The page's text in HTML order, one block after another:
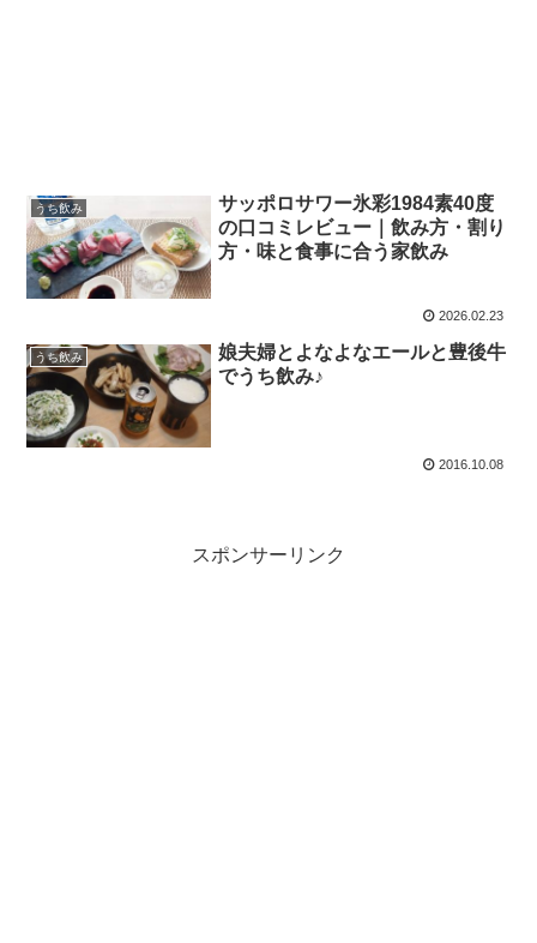
うち飲み
サッポロサワー氷彩1984素40度
の口コミレビュー｜飲み方・割り
方・味と食事に合う家飲み
2026.02.23
うち飲み
娘夫婦とよなよなエールと豊後牛
でうち飲み♪
2016.10.08
スポンサーリンク